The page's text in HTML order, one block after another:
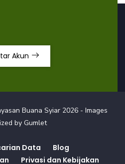
Akun
Buana Syiar 2026 - Images
by Gumlet
Data
Blog
Privasi dan Kebijakan